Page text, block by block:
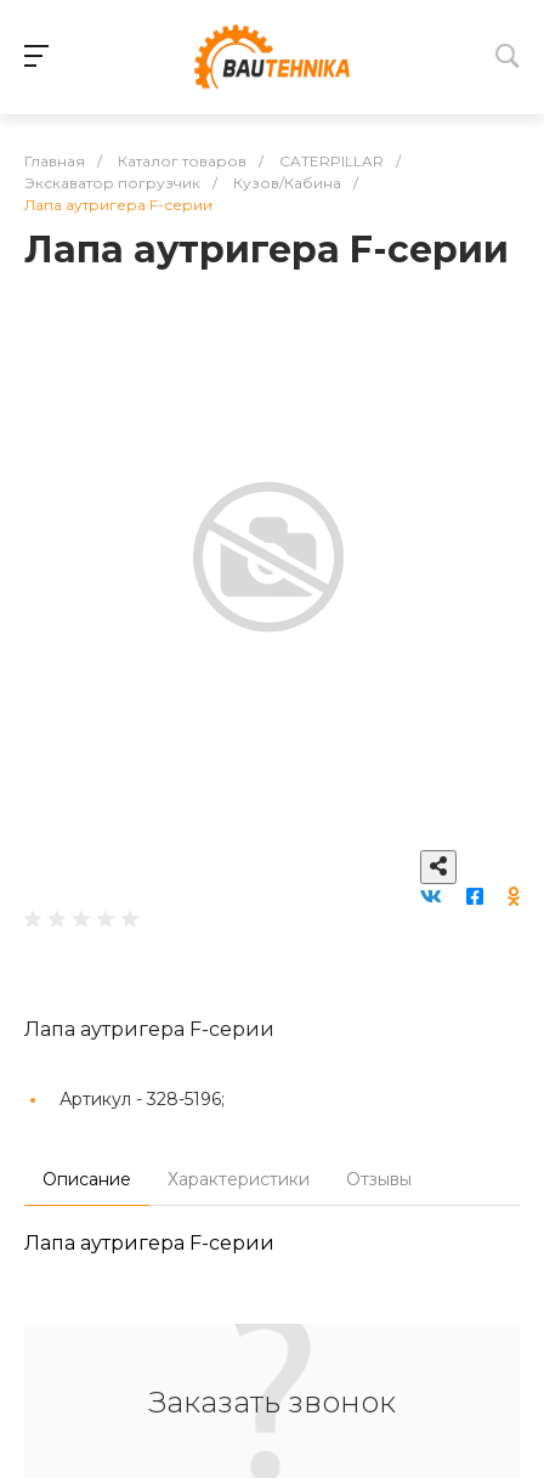
Главная / Каталог товаров / CATERPILLAR
/
Экскаватор погрузчик
/ Кузов/Кабина
/
Лапа аутригера F-серии
Лапа аутригера F-серии
Лапа аутригера F-серии
Артикул - 328-5196;
Описание Характеристики Отзывы
Лапа аутригера F-серии
Заказать звонок